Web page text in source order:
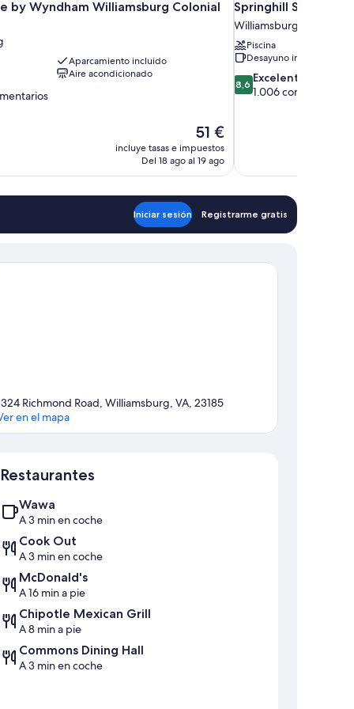
by Wyndham Williamsburg Colonial
Aparcamiento incluido
Aire acondicionado
El
precio
actual
51 €
51 €
incluye tasas e impuestos
Del 18 ago al 19 ago
Springhill Suites
Williamsburg
Piscina
Desayuno incluido
8.6
sobre
8,6 Excelente
1.006 comentarios
Iniciar sesión Registrarme gratis
Richmond Road, Williamsburg, VA, 23185
en el mapa
Restaurantes
Wawa
A 3 min en coche
Cook Out
A 3 min en coche
McDonald's
A 16 min a pie
Chipotle Mexican Grill
A 8 min a pie
Commons Dining Hall
A 3 min en coche